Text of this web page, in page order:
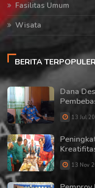
Fasilitas Umum
Wisata
BERITA TERPOPULER
Dana
13 Jul
13 Nov